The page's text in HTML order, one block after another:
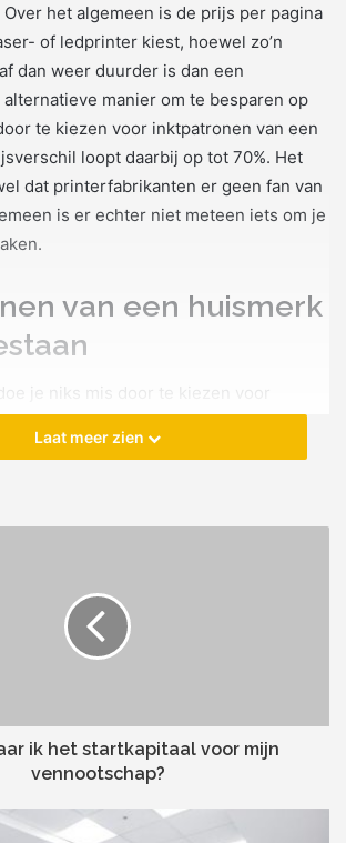
het algemeen is de prijs per pagina
of ledprinter kiest, hoewel zo’n
dan weer duurder is dan een
manier om te besparen op
te kiezen voor inktpatronen van een
loopt daarbij op tot 70%. Het
dat printerfabrikanten er geen fan van
is er echter niet meteen iets om je
van een huismerk
je niks mis door te kiezen voor
een huismerk. Die producten mogen op
gebracht dus het zou te gek voor
Colruyt hebben een beperkt
het gaat dan meestal enkel om de
Over het algemeen is het
Laat meer zien
ik het startkapitaal voor mijn
vennootschap?